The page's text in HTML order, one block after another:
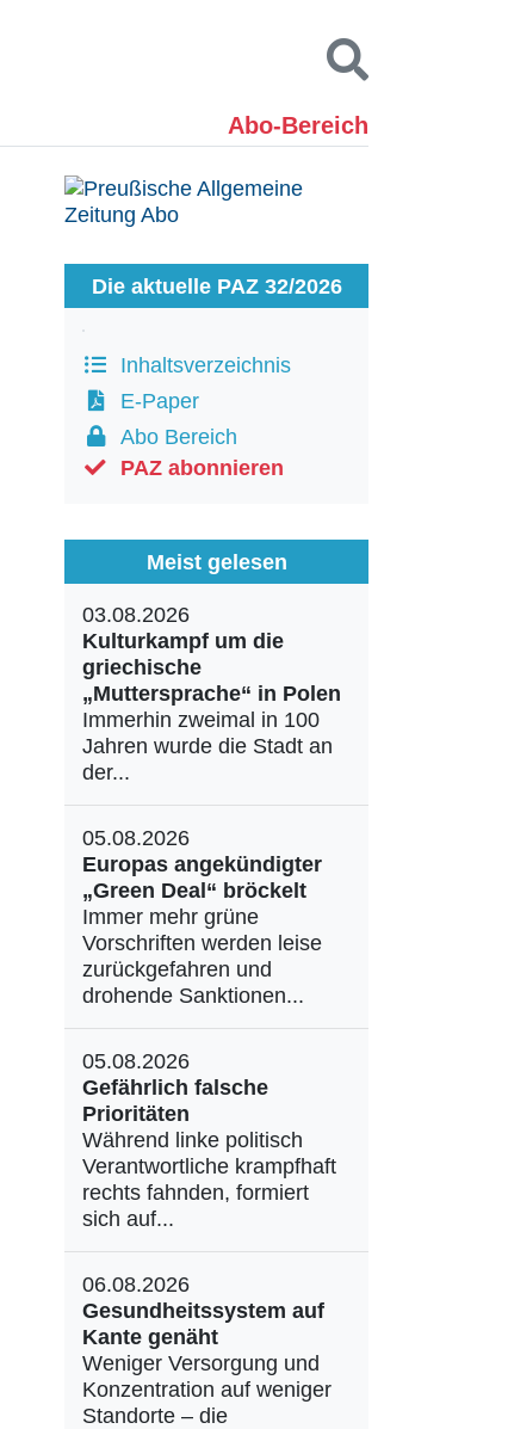
Abo-Bereich
Kontakt
Die aktuelle PAZ 32/2026
Inhaltsverzeichnis
E-Paper
Abo Bereich
PAZ abonnieren
Meist gelesen
03.08.2026
Kulturkampf um die
griechische
„Muttersprache“ in Polen
Immerhin zweimal in 100
Jahren wurde die Stadt an
der...
05.08.2026
Europas angekündigter
„Green Deal“ bröckelt
Immer mehr grüne
Vorschriften werden leise
zurückgefahren und
drohende Sanktionen...
05.08.2026
Gefährlich falsche
Prioritäten
Während linke politisch
Verantwortliche krampfhaft
rechts fahnden, formiert
sich auf...
06.08.2026
Gesundheitssystem auf
Kante genäht
Weniger Versorgung und
Konzentration auf weniger
Standorte – die